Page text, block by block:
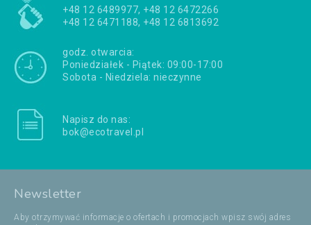
+48 12 6489977, +48 12 6472266
+48 12 6471188, +48 12 6813692
godz. otwarcia:
Poniedziałek - Piątek: 09:00-17:00
Sobota - Niedziela: nieczynne
Napisz do nas:
bok@ecotravel.pl
Newsletter
Aby otrzymywać informacje o ofertach i promocjach wpisz swój adres